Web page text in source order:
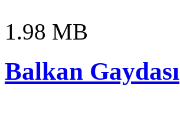
1.98 MB
Balkan Gaydası